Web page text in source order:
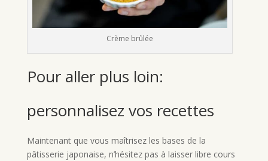
Crème brûlée
Pour aller plus loin:
personnalisez vos recettes
Maintenant que vous maîtrisez les bases de la
pâtisserie japonaise, n’hésitez pas à laisser libre cours